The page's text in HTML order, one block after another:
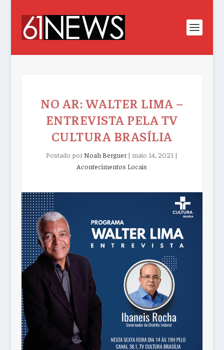
NO AR: WALTER LIMA –
ENTREVISTA PELA TV
CULTURA BRASÍLIA
Postado por Noah Berguer| maio 14, 2021 |
Acontecimentos Locais